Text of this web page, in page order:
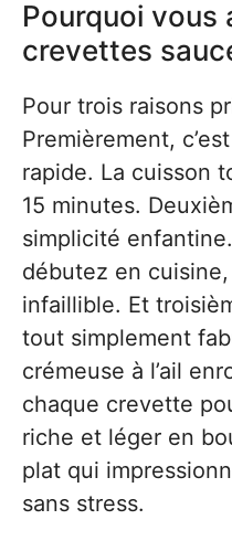
Pourquoi vous
crevettes
Pour trois raisons
Premièrement,
rapide. La cuisson
15 minutes.
simplicité
débutez en
infaillible. Et
tout simplement
crémeuse à l’ail
chaque crevette
riche et léger en
plat qui
sans stress.